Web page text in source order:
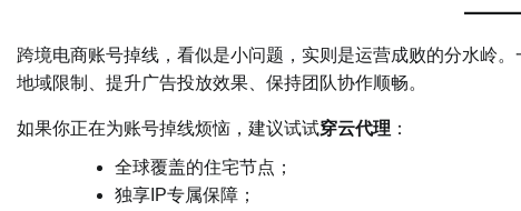
跨境电商账号掉线，看似是小问题，实则是运营成败的分水岭
地域限制、提升广告投放效果、保持团队协作顺畅。
如果你正在为账号掉线烦恼，建议试试穿云代理 ：
全球覆盖的住宅节点；
独享IP专属保障；